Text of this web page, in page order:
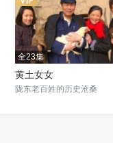
全23集
黄土女女
陇东老百姓的历史沧桑